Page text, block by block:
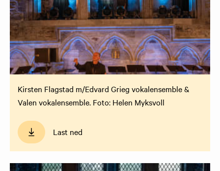
Kirsten Flagstad m/Edvard Grieg vokalensemble &
Valen vokalensemble. Foto: Helen Myksvoll
Last ned